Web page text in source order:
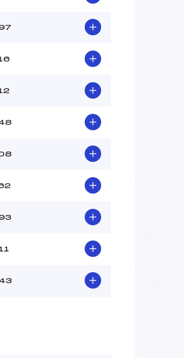
12:40
TITOUAN (MB)
VILLARD HUGO (MB)
HOWORTH TORAN (MB)